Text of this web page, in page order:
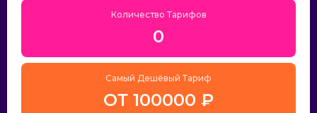
Количество Тарифов
0
Самый Дешёвый Тариф
ОТ 100000 ₽